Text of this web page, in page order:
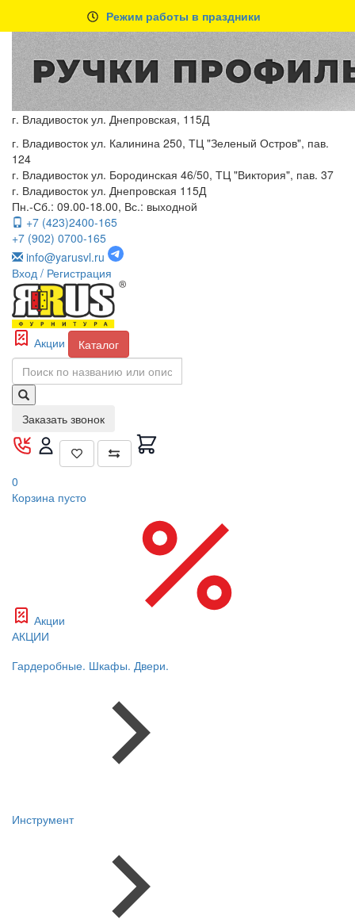
Режим работы в праздники
г. Владивосток ул. Днепровская, 115Д
г. Владивосток ул. Калинина 250, ТЦ "Зеленый Остров", пав.
124
г. Владивосток ул. Бородинская 46/50, ТЦ "Виктория", пав. 37
г. Владивосток ул. Днепровская 115Д
Пн.-Сб.: 09.00-18.00, Вс.: выходной
+7 (423)2400-165
+7 (902) 0700-165
info@yarusvl.ru
Вход / Регистрация
Акции Каталог
Заказать звонок
0
Корзина пусто
Акции
АКЦИИ
Гардеробные. Шкафы. Двери.
Инструмент